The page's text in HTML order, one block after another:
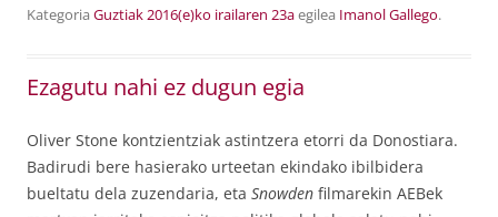
Kategoria Guztiak2016(e)ko irailaren 23aegilea Imanol Gallego.
Ezagutu nahi ez dugun egia
Oliver Stone kontzientziak astintzera etorri da Donostiara.
Badirudi bere hasierako urteetan ekindako ibilbidera
bueltatu dela zuzendaria, eta Snowden filmarekin AEBek